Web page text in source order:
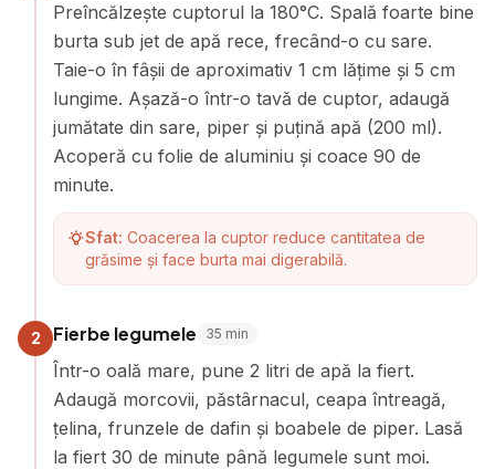
Preîncălzește cuptorul la 180°C. Spală foarte bine
burta sub jet de apă rece, frecând-o cu sare.
Taie-o în fâșii de aproximativ 1 cm lățime și 5 cm
lungime. Așază-o într-o tavă de cuptor, adaugă
jumătate din sare, piper și puțină apă (200 ml).
Acoperă cu folie de aluminiu și coace 90 de
minute.
Sfat: Coacerea la cuptor reduce cantitatea de
grăsime și face burta mai digerabilă.
2 Fierbe legumele 35 min
Într-o oală mare, pune 2 litri de apă la fiert.
Adaugă morcovii, păstârnacul, ceapa întreagă,
țelina, frunzele de dafin și boabele de piper. Lasă
la fiert 30 de minute până legumele sunt moi.